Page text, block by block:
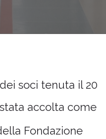
soci tenuta il 20
accolta come
Fondazione